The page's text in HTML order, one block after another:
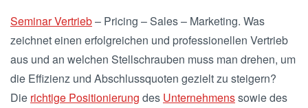
Seminar Vertrieb– Pricing – Sales – Marketing. Was
zeichnet einen erfolgreichen und professionellen Vertrieb
aus und an welchen Stellschrauben muss man drehen, um
die Effizienz und Abschlussquoten gezielt zu steigern?
Die richtige Positionierung des Unternehmenssowie des